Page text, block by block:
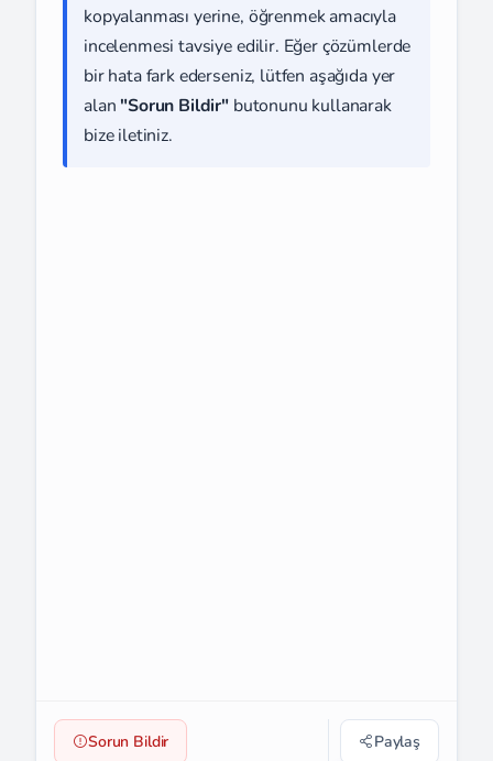
kopyalanması yerine, öğrenmek amacıyla
incelenmesi tavsiye edilir. Eğer çözümlerde
bir hata fark ederseniz, lütfen aşağıda yer
alan "Sorun Bildir" butonunu kullanarak
bize iletiniz.
Sorun Bildir Paylaş